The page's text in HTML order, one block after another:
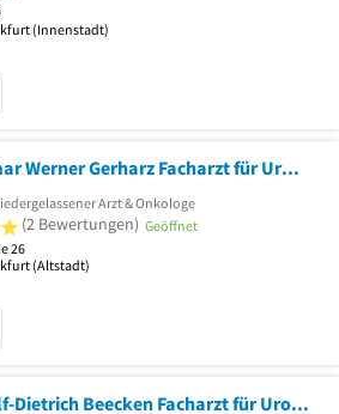
(Innenstadt)
Prof.Dr.med. Elmar Werner Gerharz Facharzt für Urologie
Arzt & Onkologe
5 von 5 Sternen
(2 Bewertungen) Geöffnet
26
(Altstadt)
Prof.Dr.med. Wolf-Dietrich Beecken Facharzt für Urologie